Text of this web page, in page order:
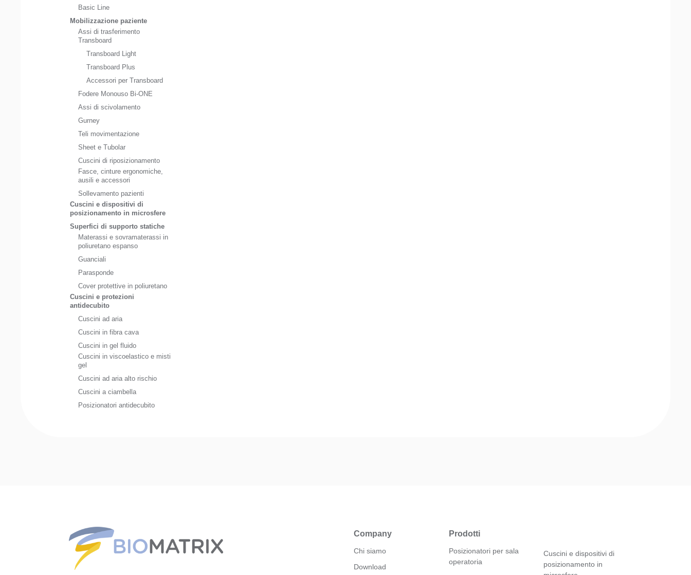
Basic Line
Mobilizzazione paziente
Assi di trasferimento
Transboard
Transboard Light
Transboard Plus
Accessori per Transboard
Fodere Monouso Bi-ONE
Assi di scivolamento
Gurney
Teli movimentazione
Sheet e Tubolar
Cuscini di riposizionamento
Fasce, cinture ergonomiche,
ausili e accessori
Sollevamento pazienti
Cuscini e dispositivi di
posizionamento in microsfere
Superfici di supporto statiche
Materassi e sovramaterassi in
poliuretano espanso
Guanciali
Parasponde
Cover protettive in poliuretano
Cuscini e protezioni
antidecubito
Cuscini ad aria
Cuscini in fibra cava
Cuscini in gel fluido
Cuscini in viscoelastico e misti
gel
Cuscini ad aria alto rischio
Cuscini a ciambella
Posizionatori antidecubito
Company
Chi siamo
Download
Prodotti
Posizionatori per sala
operatoria
Cuscini e dispositivi di
posizionamento in